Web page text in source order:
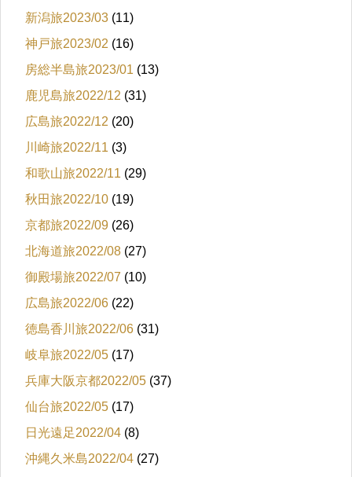
新潟旅2023/03 (11)
神戸旅2023/02 (16)
房総半島旅2023/01 (13)
鹿児島旅2022/12 (31)
広島旅2022/12 (20)
川崎旅2022/11 (3)
和歌山旅2022/11 (29)
秋田旅2022/10 (19)
京都旅2022/09 (26)
北海道旅2022/08 (27)
御殿場旅2022/07 (10)
広島旅2022/06 (22)
徳島香川旅2022/06 (31)
岐阜旅2022/05 (17)
兵庫大阪京都2022/05 (37)
仙台旅2022/05 (17)
日光遠足2022/04 (8)
沖縄久米島2022/04 (27)